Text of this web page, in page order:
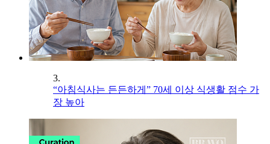
3.
“아침식사는 든든하게” 70세 이상 식생활 점수 가
장 높아